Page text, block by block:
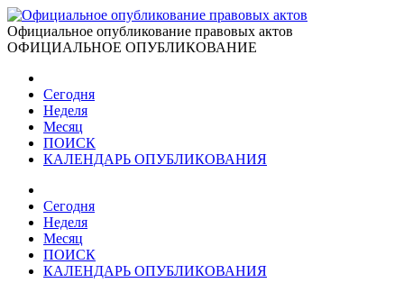
Официальное опубликование правовых актов
ОФИЦИАЛЬНОЕ ОПУБЛИКОВАНИЕ
Сегодня
Неделя
Месяц
ПОИСК
КАЛЕНДАРЬ ОПУБЛИКОВАНИЯ
Сегодня
Неделя
Месяц
ПОИСК
КАЛЕНДАРЬ ОПУБЛИКОВАНИЯ